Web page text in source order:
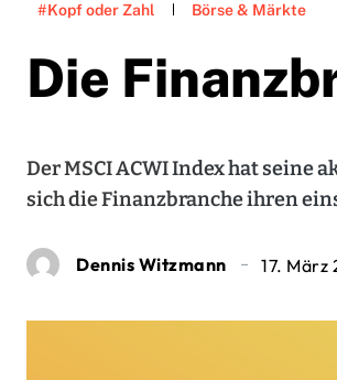
#Kopf oder Zahl Börse & Märkte
Die
Der MSCI ACWI Index hat seine
sich die Finanzbranche ihren
Dennis Witzmann 17. März